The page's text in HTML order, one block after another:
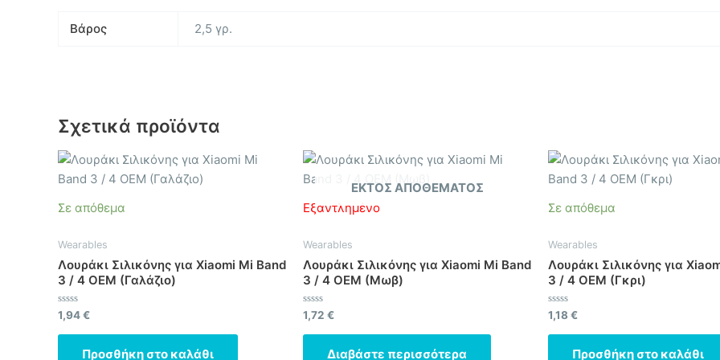
Βάρος 2,5 γρ.
Σχετικά προϊόντα
Σε απόθεμα
Wearables
Λουράκι Σιλικόνης για Xiaomi Mi Band
3 / 4 OEM (Γαλάζιο)
Βαθμολογήθηκε
με
0
1,94€
Προσθήκη στο καλάθι
ΕΚΤΌΣ ΑΠΟΘΈΜΑΤΟΣ
Εξαντλημένο
Wearables
Λουράκι Σιλικόνης για Xiaomi Mi Band
3 / 4 OEM (Μωβ)
Βαθμολογήθηκε
με
0
1,72 €
Διαβάστε περισσότερα
Σε απόθεμα
Wearables
Λουράκι Σιλικόνης για
3 / 4 OEM (Γκρι)
Βαθμολογήθηκε
με
0
1,18€
Προσθήκη στο καλάθι